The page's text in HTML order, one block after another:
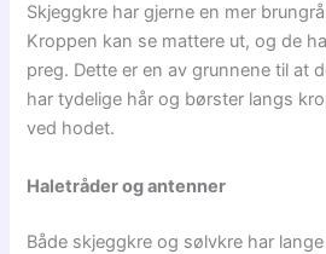
Skjeggkre har gjerne en mer
Kroppen kan se mattere ut, og de
preg. Dette er en av grunnene til at
har tydelige hår og børster langs
ved hodet.
Haletråder og antenner
Både skjeggkre og sølvkre har